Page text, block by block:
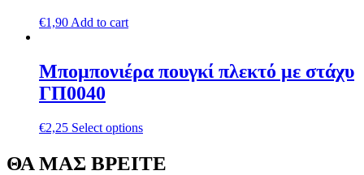
€1,90 Add to cart
Μπομπονιέρα πουγκί πλεκτό με στάχυ
ΓΠ0040
€2,25 Select options
ΘΑ ΜΑΣ ΒΡΕΙΤΕ